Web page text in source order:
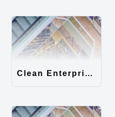
Clean Enterprise主题汉化包